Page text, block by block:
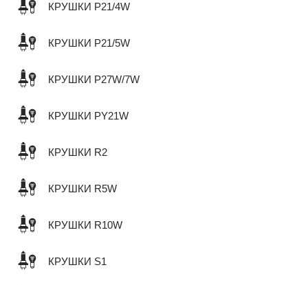
КРУШКИ P21/4W
КРУШКИ P21/5W
КРУШКИ P27W/7W
КРУШКИ PY21W
КРУШКИ R2
КРУШКИ R5W
КРУШКИ R10W
КРУШКИ S1